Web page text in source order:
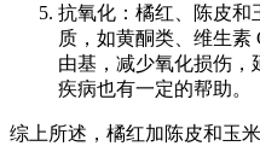
抗氧化：橘红、陈皮和
质，如黄酮类、维生素
由基，减少氧化损伤，
疾病也有一定的帮助。
综上所述，橘红加陈皮和玉